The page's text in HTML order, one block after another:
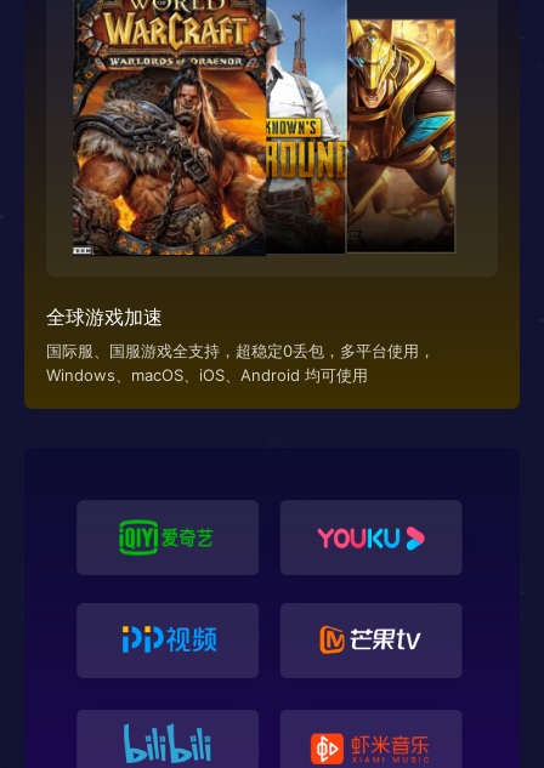
全球游戏加速
国际服、国服游戏全支持，超稳定0丢包，多平台使用，
Windows、macOS、iOS、Android 均可使用